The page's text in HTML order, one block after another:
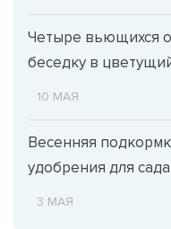
Четыре вьющихся
беседку в
10 МАЯ
Весенняя
удобрения для
3 МАЯ